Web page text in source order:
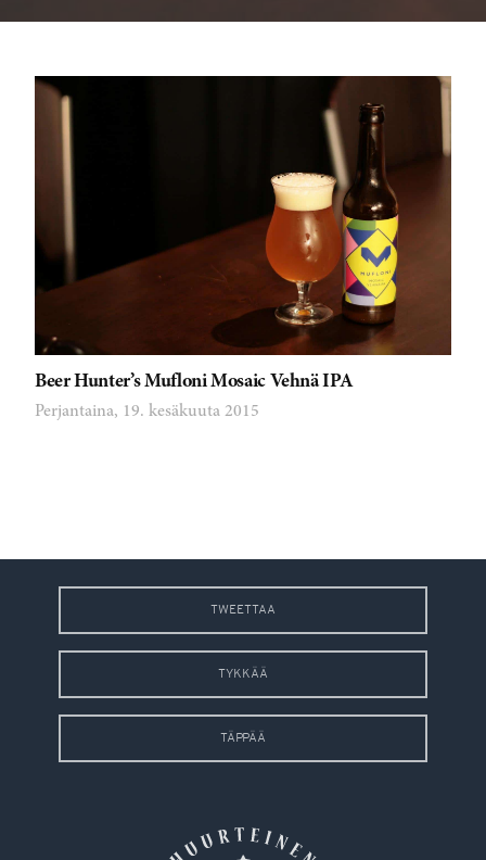
Beer Hunter’s Mufloni Mosaic Vehnä IPA
Perjantaina, 19. kesäkuuta 2015
TWEETTAA
TYKKÄÄ
TÄPPÄÄ